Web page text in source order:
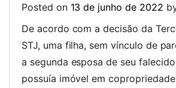
Posted on 13 de junho de 2022
De acordo com a decisão da
STJ, uma filha, sem vínculo de
a segunda esposa de seu
possuía imóvel em